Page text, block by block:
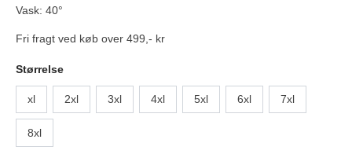
Vask: 40°
Fri fragt ved køb over 499,- kr
Størrelse
xl 2xl 3xl 4xl 5xl 6xl 7xl
8xl